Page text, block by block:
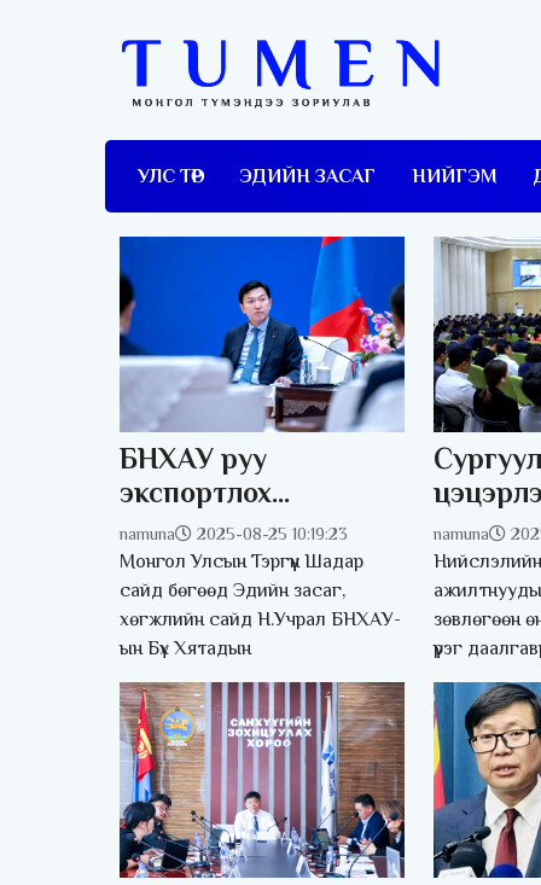
УЛС ТӨР ЭДИЙН ЗАСАГ НИЙГЭМ
БНХАУ руу
экспортлох
нүүрсний
нийлүүлэлтийг
нэмэгдүүлэхээр
санал нэгдэв
namuna 2025-08-25 10:19:23
Монгол Улсын Тэргүүн Шадар
сайд бөгөөд Эдийн засаг,
хөгжлийн сайд Н.Учрал БНХАУ-
ын Бүх Хятадын
556
21
болгов
namuna
зөвлөгөөн
үүрэг